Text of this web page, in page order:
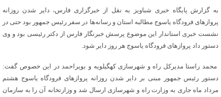
به گزارش پایگاه خبری شباویز به نقل از خبرگزاری فارس، دایر شدن روزانه
پروازهای فرودگاه یاسوج مطالبه استان و رسانه‌ها در سفر رئیس جمهور بود حتی در
نشست خبری استاندار این موضوع پرسش خبرنگار فارس از دکتر رئیسی بود و وی
دستور داد پروازهای فرودگاه یاسوج هر روز دایر شود.
محمد راستا مدیرکل راه و شهرسازی کهگیلویه و بویراحمد در این خصوص گفت:
دستور رئیس جمهور مبنی بر دایر شدن روزانه پروازهای فرودگاه یاسوج هشتم
مرداد ماه جاری به وزارت راه و شهرسازی ارسال شد و وزارتخانه آن را به سازمان